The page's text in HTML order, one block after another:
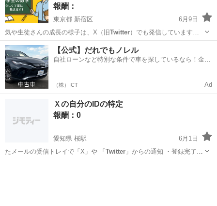
報酬：
東京都 新宿区
6月9日
気や生徒さんの成長の様子は、X（旧Twitter）でも発信しています！
→ ht…
東京 新宿区 教えたい 数学
【公式】だれでもノレル
自社ローンなど特別な条件で車を探しているなら！金利
（株）ICT Ad
Ｘの自分のIDの特定
報酬：0
愛知県 桜駅
6月1日
たメールの受信トレイで「X」や 「 Twitter」からの通知 ・登録完了メ